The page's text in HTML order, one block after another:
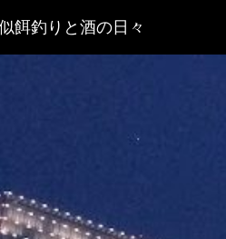
餌釣りと酒の日々